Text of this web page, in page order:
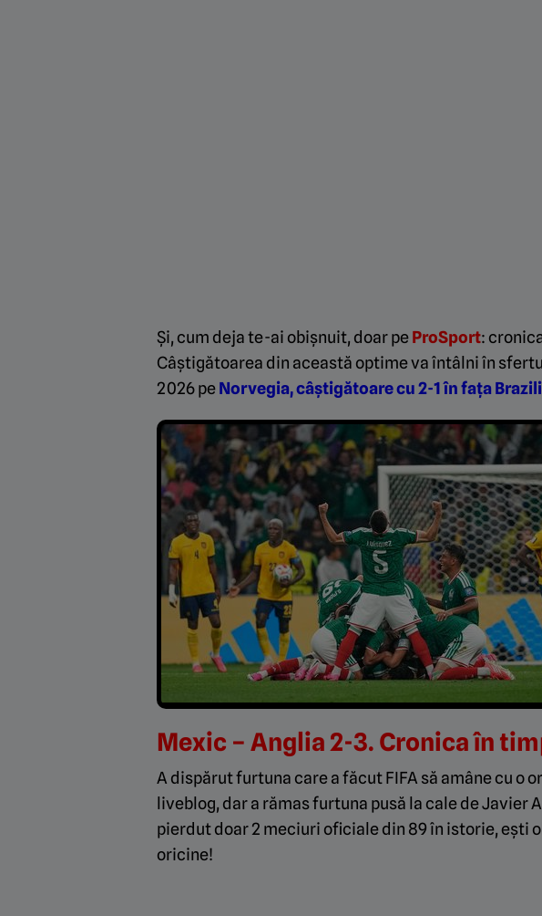
Și, cum deja te-ai obișnuit, doar peProSport:
Câștigătoarea din această optime va întâlni în
2026 peNorvegia, câștigătoare cu 2-1 în fața
Mexic – Anglia 2-3. Cronica în
A dispărut furtuna care a făcut FIFA să amâne cu o
liveblog, dar a rămas furtuna pusă la cale de Javier
pierdut doar 2 meciuri oficiale din 89 în istorie, ești
oricine!